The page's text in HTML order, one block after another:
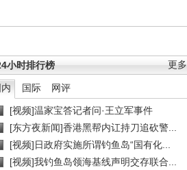
更多
小时排行榜
国际 网评
[视频]温家宝答记者问·王立军事件
[东方夜新闻]香港黑帮内讧持刀追砍警...
[视频]日政府实施所谓钓鱼岛“国有化...
[视频]我钓鱼岛领海基线声明交存联合...